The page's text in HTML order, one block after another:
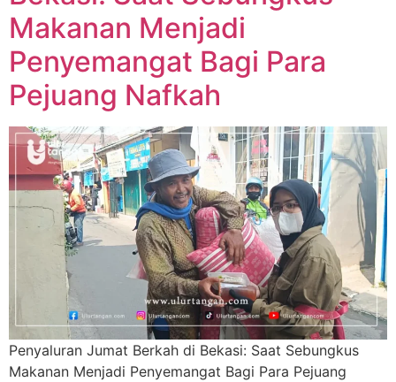
Makanan Menjadi
Penyemangat Bagi Para
Pejuang Nafkah
Penyaluran Jumat Berkah di Bekasi: Saat Sebungkus
Makanan Menjadi Penyemangat Bagi Para Pejuang